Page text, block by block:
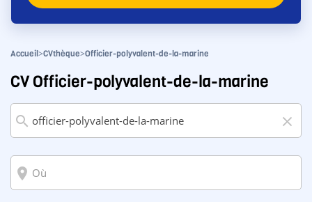
Accueil>CVthèque>Officier-polyvalent-de-la-marine
CV Officier-polyvalent-de-la-marine
search close
room